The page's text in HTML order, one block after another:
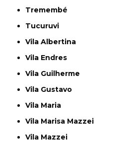
Tremembé
Tucuruvi
Vila Albertina
Vila Endres
Vila Guilherme
Vila Gustavo
Vila Maria
Vila Marisa Mazzei
Vila Mazzei